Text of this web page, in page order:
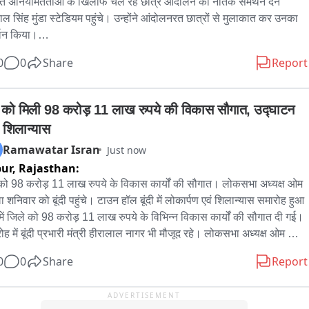
सिंह मुंडा स्टेडियम पहुंचे। उन्होंने आंदोलनरत छात्रों से मुलाकात कर उनका
किया।
पीयूष मिश्रा ने अपने गीत के जरिए छात्रों का हौसला बढ़ाया और उन्हें
के प्रति अपना नैतिक समर्थन जताया।
0 Share Report
को मिली 98 करोड़ 11 लाख रुपये की विकास सौगात, उद्घाटन
Ramawatar Isran Just now
Rajasthan:
98 करोड़ 11 लाख रुपये के विकास कार्यों की सौगात। लोकसभा अध्यक्ष ओम
शनिवार को बूंदी पहुंचे। टाउन हॉल बूंदी में लोकार्पण एवं शिलान्यास समारोह हुआ
जिले को 98 करोड़ 11 लाख रुपये के विभिन्न विकास कार्यों की सौगात दी गई।
में बूंदी प्रभारी मंत्री हीरालाल नागर भी मौजूद रहे। लोकसभा अध्यक्ष ओम
एवं शिलान्यास किया। फिर बिरला ने टाउन हॉल में जनसुनवाई की और ऊर्जा
के निर्देश दिए। कार्यक्रम के दौरान बूंदी के विकास से जुड़ी कई परियोजनाओं
0 Share Report
ADVERTISEMENT